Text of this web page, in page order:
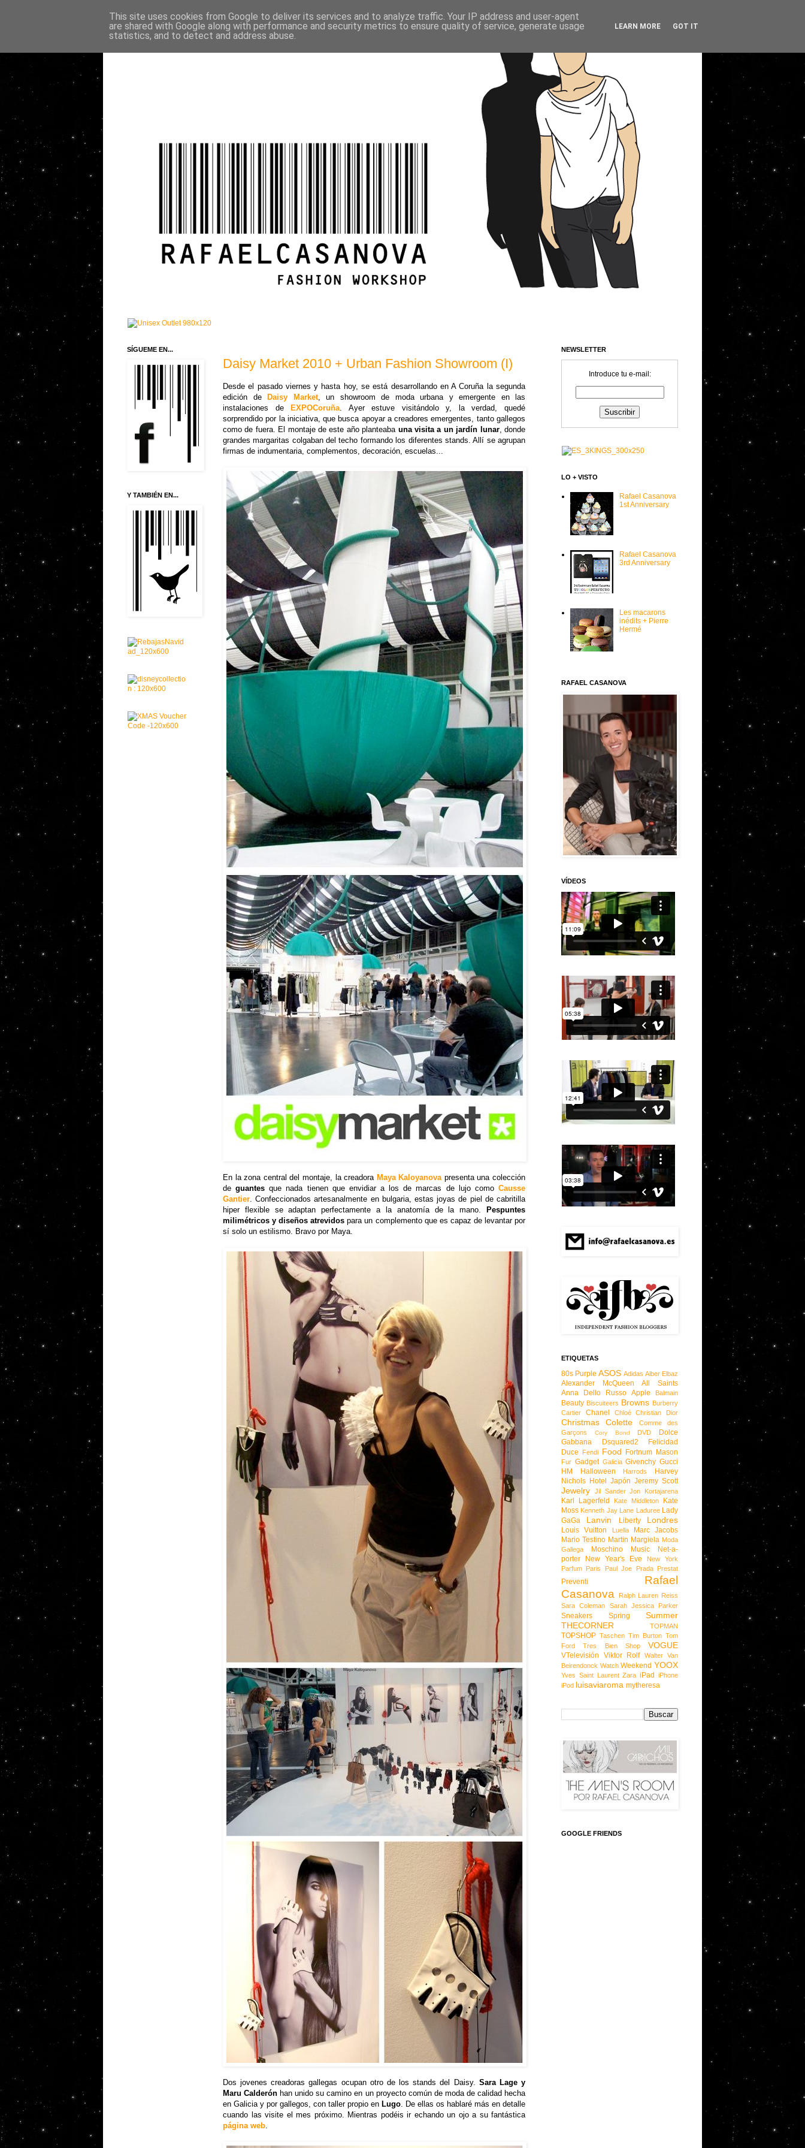
Daisy Market 2010 + Urban Fashion Showroom (I)
Desde el pasado viernes y hasta hoy, se está desarrollando en A Coruña la segunda
edición de Daisy Market, un showroom de moda urbana y emergente en las
instalaciones deEXPOCoruña . Ayer estuve visitándolo y, la verdad, quedé
sorprendido por la iniciativa, que busca apoyar a creadores emergentes, tanto gallegos
como de fuera. El montaje de este año planteaba una visita a un jardín lunar, donde
grandes margaritas colgaban del techo formando los diferentes stands. Allí se agrupan
firmas de indumentaria, complementos, decoración, escuelas...
En la zona central del montaje, la creadora Maya Kaloyanova presenta una colección
deguantes que nada tienen que envidiar a los de marcas de lujo comoCausse
Gantier . Confeccionados artesanalmente en bulgaria, estas joyas de piel de cabritilla
hiper flexible se adaptan perfectamente a la anatomía de la mano.
Pespuntes
milimétricos y diseños atrevidos para un complemento que es capaz de levantar por
sí solo un estilismo. Bravo por Maya.
Dos jovenes creadoras gallegas ocupan otro de los stands del Daisy. Sara Lage y
Maru Calderón han unido su camino en un proyecto común de moda de calidad hecha
en Galicia y por gallegos, con taller propio en Lugo. De ellas os hablaré más en detalle
cuando las visite el mes próximo. Mientras podéis ir echando un ojo a su fantástica
página web.
SÍGUEME EN...
Y TAMBIÉN EN...
NEWSLETTER
Introduce tu e-mail:
LO + VISTO
Rafael Casanova
1st Anniversary
Rafael Casanova
3rd Anniversary
Les macarons
inédits + Pierre
Hermé
RAFAEL CASANOVA
VÍDEOS
ETIQUETAS
80s Purple ASOS Adidas Alber Elbaz
Alexander McQueen
All Saints
Anna Dello Russo Apple Balmain
Beauty Biscuiteers Browns Burberry
Cartier
Chanel Chloé Christian Dior
Christmas Colette
Comme des
Garçons
Cory Bond DVD
Dolce
Gabbana
Dsquared2
Felicidad
Duce
Fendi Food Fortnum Mason
Fur Gadget Galicia Givenchy Gucci
HM
Halloween Harrods
Harvey
Nichols Hotel Japón Jeremy Scott
Jewelry Jil Sander Jon Kortajarena
Karl Lagerfeld Kate Middleton
Kate
Moss Kenneth Jay Lane Laduree Lady
GaGa
Lanvin Liberty Londres
Louis Vuitton Luella
Marc Jacobs
Mario Testino Martin Margiela Moda
Gallega
Moschino Music
Net-a-
porter
New Year's Eve
New York
Parfum
Paris Paul Joe Prada Prestat
Preventi
Rafael
Casanova
Ralph Lauren Reiss
Sara Coleman
Sarah Jessica Parker
Sneakers Spring
Summer
THECORNER
TOPMAN
TOPSHOP Taschen Tim Burton Tom
Ford
Tres Bien Shop VOGUE
VTelevisión Viktor Rolf
Walter Van
Beirendonck Watch Weekend YOOX
Yves Saint Laurent Zara iPad
iPhone
iPod luisaviaroma mytheresa
GOOGLE FRIENDS
This site uses cookies from Google to deliver its services and to analyze traffic. Your IP address and user-agent
are shared with Google along with performance and security metrics to ensure quality of service, generate usage
statistics, and to detect and address abuse.
LEARN MORE GOT IT